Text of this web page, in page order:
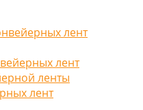
лент
лент
ленты
лент